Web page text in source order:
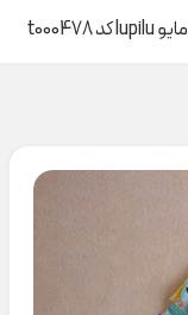
مایو lupilu کد t000478